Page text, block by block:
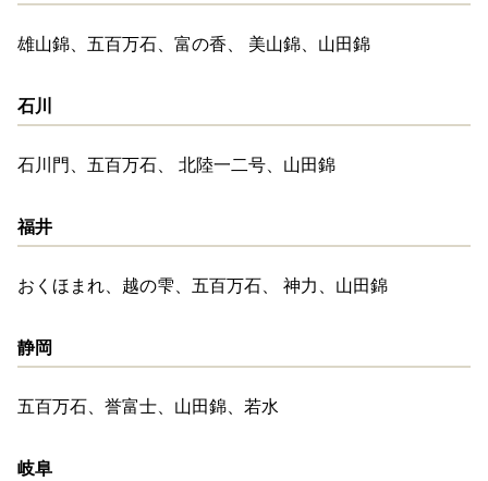
雄山錦、五百万石、富の香、 美山錦、山田錦
石川
石川門、五百万石、 北陸一二号、山田錦
福井
おくほまれ、越の雫、五百万石、 神力、山田錦
静岡
五百万石、誉富士、山田錦、若水
岐阜